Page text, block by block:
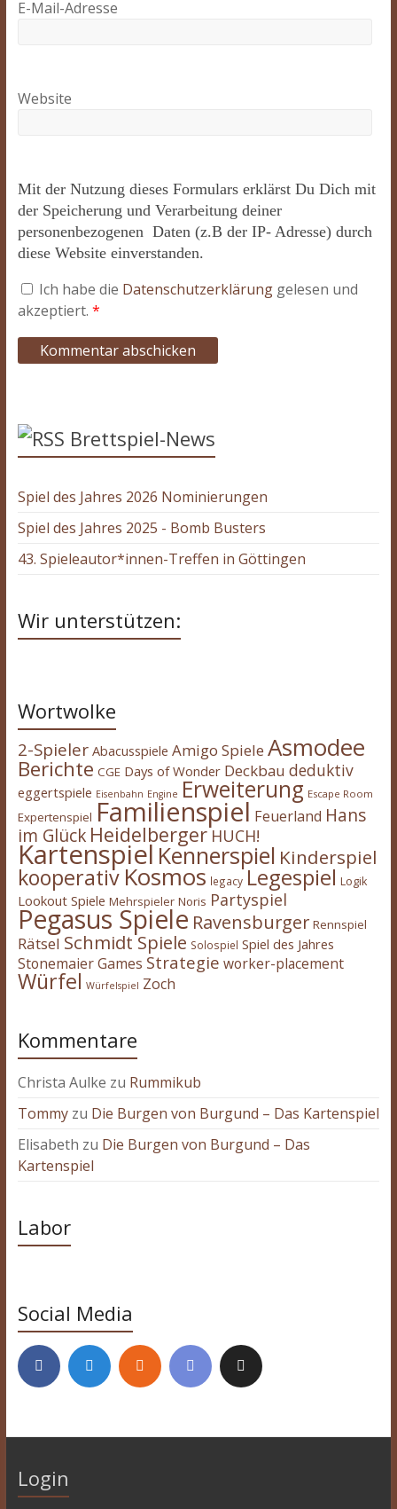
E-Mail-Adresse
Website
Mit der Nutzung dieses Formulars erklärst Du Dich mit
der Speicherung und Verarbeitung deiner
personenbezogenen Daten (z.B der IP- Adresse) durch
diese Website einverstanden.
Ich habe die Datenschutzerklärung gelesen und
akzeptiert. *
Brettspiel-News
Spiel des Jahres 2026 Nominierungen
Spiel des Jahres 2025 - Bomb Busters
43. Spieleautor*innen-Treffen in Göttingen
Wir unterstützen:
Wortwolke
2-Spieler Abacusspiele Amigo Spiele Asmodee
Berichte CGE Days of Wonder Deckbau deduktiv
eggertspiele Eisenbahn Engine Erweiterung Escape Room
Expertenspiel Familienspiel Feuerland Hans
im Glück Heidelberger HUCH!
Kartenspiel Kennerspiel Kinderspiel
kooperativ Kosmos legacy Legespiel Logik
Lookout Spiele Mehrspieler Noris Partyspiel
Pegasus Spiele Ravensburger Rennspiel
Rätsel Schmidt Spiele Solospiel Spiel des Jahres
Stonemaier Games Strategie worker-placement
Würfel Würfelspiel Zoch
Kommentare
Christa Aulke zu Rummikub
Tommyzu Die Burgen von Burgund – Das Kartenspiel
Elisabeth zu Die Burgen von Burgund – Das
Kartenspiel
Labor
Social Media
Login